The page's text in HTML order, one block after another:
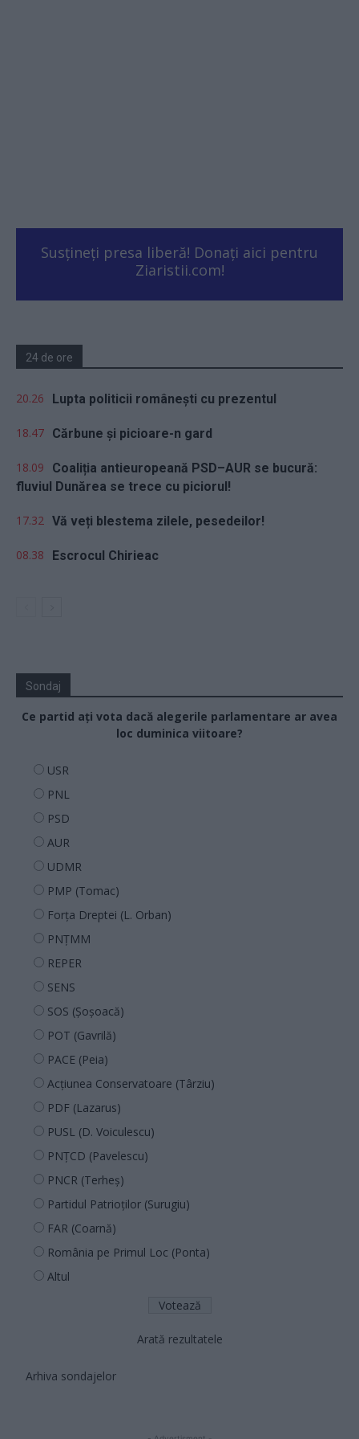
Susțineți presa liberă! Donați aici pentru
Ziaristii.com!
24 de ore
20.26 Lupta politicii românești cu prezentul
18.47 Cărbune și picioare-n gard
18.09
Coaliția antieuropeană PSD–AUR se bucură:
fluviul Dunărea se trece cu piciorul!
17.32 Vă veți blestema zilele, pesedeilor!
08.38 Escrocul Chirieac
Sondaj
Ce partid ați vota dacă alegerile parlamentare ar avea
loc duminica viitoare?
USR
PNL
PSD
AUR
UDMR
PMP (Tomac)
Forța Dreptei (L. Orban)
PNȚMM
REPER
SENS
SOS (Șoșoacă)
POT (Gavrilă)
PACE (Peia)
Acțiunea Conservatoare (Târziu)
PDF (Lazarus)
PUSL (D. Voiculescu)
PNȚCD (Pavelescu)
PNCR (Terheș)
Partidul Patrioților (Surugiu)
FAR (Coarnă)
România pe Primul Loc (Ponta)
Altul
Arată rezultatele
Arhiva sondajelor